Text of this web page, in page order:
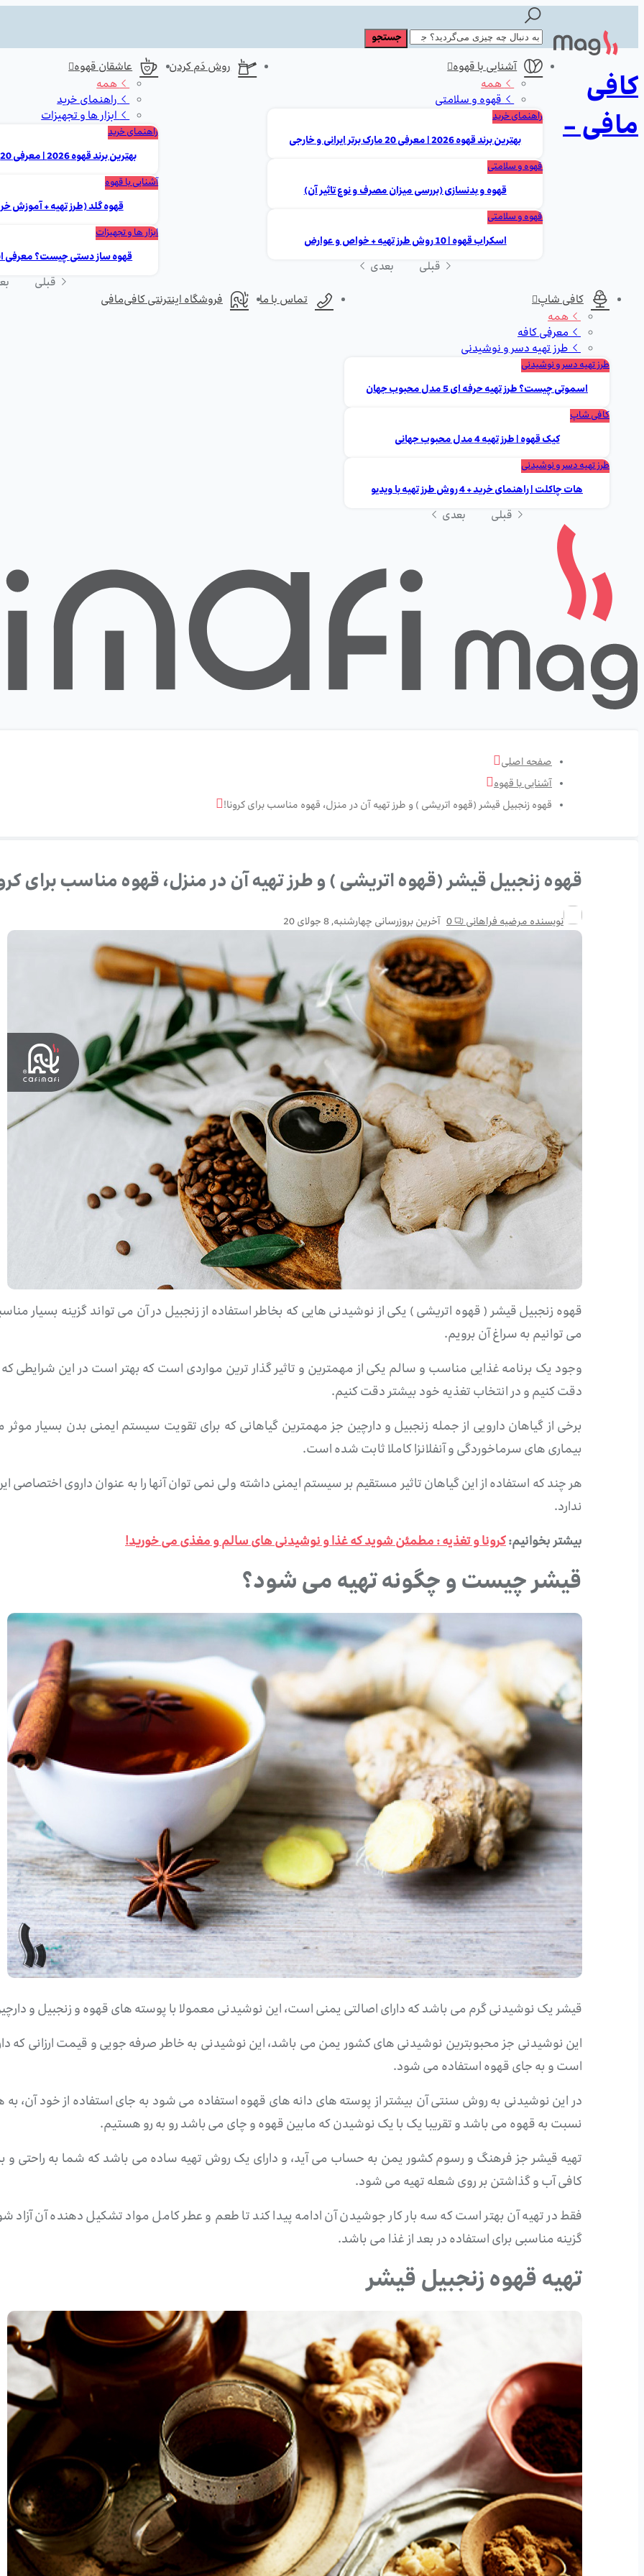
کافی
مافی -
آشنایی با قهوه
همه
قهوه و سلامتی
راهنمای خرید
بهترین برند قهوه 2026 | معرفی 20 مارک برتر ایرانی و خارجی
قهوه و سلامتی
قهوه و بدنسازی (بررسی میزان مصرف و نوع تاثیر آن)
قهوه و سلامتی
اسکراب قهوه | 10 روش طرز تهیه + خواص و عوارض
قبلی بعدی
روش دَم کردن
عاشقان قهوه
همه
راهنمای خرید
ابزار ها و تجهیزات
راهنمای خرید
بهترین برند قهوه 2026 | معرفی 20 مارک برتر ایرانی و خارجی
آشنایی با قهوه
قهوه گلد (طرز تهیه + آموزش
ابزار ها و تجهیزات
قهوه ساز دستی چیست؟ معرفی
قبلی
کافی شاپ
همه
معرفی کافه
طرز تهیه دسر و نوشیدنی
طرز تهیه دسر و نوشیدنی
اسموتی چیست؟ طرز تهیه حرفه ای 5 مدل محبوب جهان
کافی شاپ
کیک قهوه | طرز تهیه 4 مدل محبوب جهانی
طرز تهیه دسر و نوشیدنی
هات چاکلت | راهنمای خرید + 4 روش طرز تهیه با ویدیو
قبلی بعدی
تماس با ما فروشگاه اینترنتی کافی‌مافی
صفحه اصلی
آشنایی با قهوه
قهوه زنجبیل قیشر (قهوه اتریشی ) و طرز تهیه آن در منزل، قهوه مناسب برای کرونا!
قهوه زنجبیل قیشر (قهوه اتریشی ) و طرز تهیه آن در منزل، قهوه مناسب برای
نویسندهمرضیه فراهانی 0 آخرین بروزرسانی چهارشنبه, 8 جولای 20
قهوه زنجبیل قیشر ( قهوه اتریشی ) یکی از نوشیدنی هایی که بخاطر استفاده از زنجبیل در آن می تواند گزینه بسیار
می توانیم به سراغ آن برویم.
دقت کنیم و در انتخاب تغذیه خود بیشتر دقت کنیم.
برخی از گیاهان دارویی از جمله زنجبیل و دارچین جز مهمترین گیاهانی که برای تقویت سیستم ایمنی بدن بسیار موثر
بیماری های سرماخوردگی و آنفلانزا کاملا ثابت شده است.
هر چند که استفاده از این گیاهان تاثیر مستقیم بر سیستم ایمنی داشته ولی نمی توان آنها را به عنوان داروی
ندارد.
بیشتر بخوانیم:کرونا و تغذیه : مطمئن شوید که غذا و نوشیدنی های سالم و مغذی می خورید!
قیشر چیست و چگونه تهیه می شود؟
قیشر یک نوشیدنی گرم می باشد که دارای اصالتی یمنی است، این نوشیدنی معمولا با پوسته های قهوه و زنجبیل و
این نوشیدنی جز محبوبترین نوشیدنی های کشور یمن می باشد، این نوشیدنی به خاطر صرفه جویی و قیمت ارزانی که
است و به جای قهوه استفاده می شود.
در این نوشیدنی به روش سنتی آن بیشتر از پوسته های دانه های قهوه استفاده می شود به جای استفاده از خود آن،
نسبت به قهوه می باشد و تقریبا یک با یک نوشیدن که مابین قهوه و چای می باشد رو به رو هستیم.
تهیه قیشر جز فرهنگ و رسوم کشور یمن به حساب می آید، و دارای یک روش تهیه ساده می باشد که شما به راحتی و با
کافی آب و گذاشتن بر روی شعله تهیه می شود.
فقط در تهیه آن بهتر است که سه بار کار جوشیدن آن ادامه پیدا کند تا طعم و عطر کامل مواد تشکیل دهنده آن
گزینه مناسبی برای استفاده در بعد از غذا می باشد.
تهیه قهوه زنجبیل قیشر